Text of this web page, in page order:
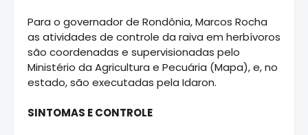
Para o governador de Rondônia, Marcos Rocha
as atividades de controle da raiva em herbívoros
são coordenadas e supervisionadas pelo
Ministério da Agricultura e Pecuária (Mapa), e, no
estado, são executadas pela Idaron.
SINTOMAS E CONTROLE